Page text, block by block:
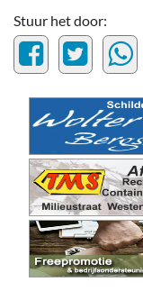
Stuur het door: